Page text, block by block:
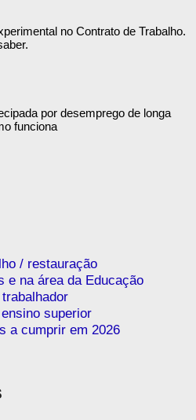
no Contrato de Trabalho.
por desemprego de longa
funciona
/ restauração
e na área da Educação
superior
a cumprir em 2026